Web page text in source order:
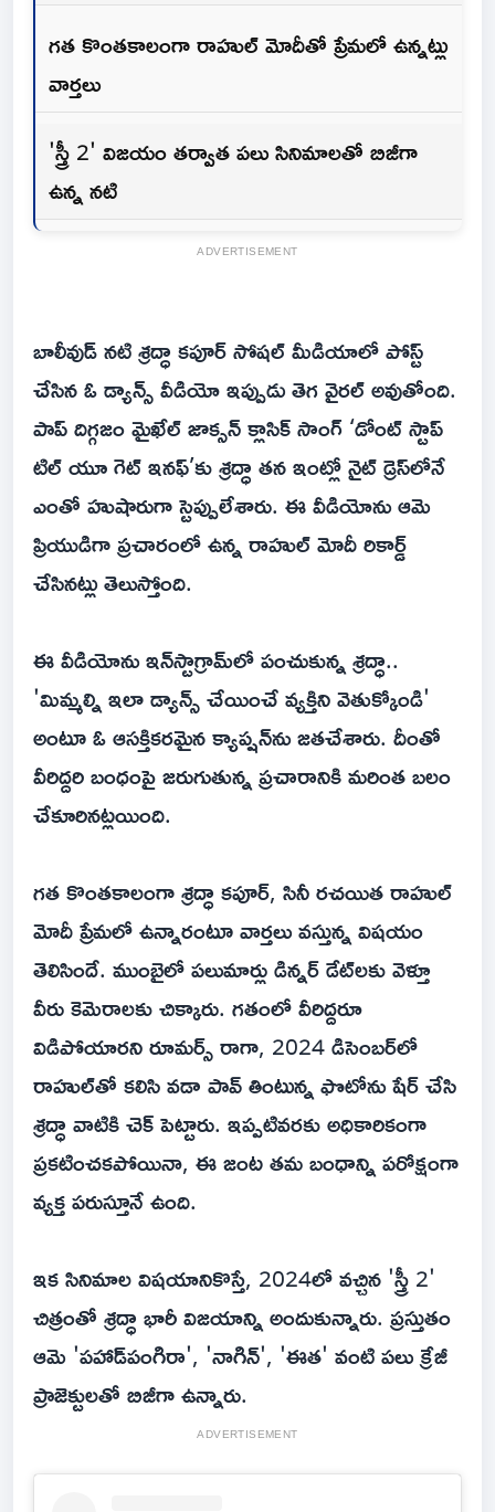
గత కొంతకాలంగా రాహుల్ మోదీతో ప్రేమలో ఉన్నట్లు
వార్తలు
'స్త్రీ 2' విజయం తర్వాత పలు సినిమాలతో బిజీగా
ఉన్న నటి
ADVERTISEMENT
బాలీవుడ్ నటి శ్రద్ధా కపూర్ సోషల్ మీడియాలో పోస్ట్
చేసిన ఓ డ్యాన్స్ వీడియో ఇప్పుడు తెగ వైరల్ అవుతోంది.
పాప్ దిగ్గజం మైఖేల్ జాక్సన్ క్లాసిక్ సాంగ్ ‘డోంట్ స్టాప్
టిల్ యూ గెట్ ఇన‌ఫ్’కు శ్రద్ధా తన ఇంట్లో నైట్ డ్రెస్‌లోనే
ఎంతో హుషారుగా స్టెప్పులేశారు. ఈ వీడియోను ఆమె
ప్రియుడిగా ప్రచారంలో ఉన్న రాహుల్ మోదీ రికార్డ్
చేసినట్లు తెలుస్తోంది.
ఈ వీడియోను ఇన్‌స్టాగ్రామ్‌లో పంచుకున్న శ్రద్ధా..
'మిమ్మల్ని ఇలా డ్యాన్స్ చేయించే వ్యక్తిని వెతుక్కోండి'
అంటూ ఓ ఆసక్తికరమైన క్యాప్షన్‌ను జతచేశారు. దీంతో
వీరిద్దరి బంధంపై జరుగుతున్న ప్రచారానికి మరింత బలం
చేకూరినట్లయింది.
గత కొంతకాలంగా శ్రద్ధా కపూర్, సినీ రచయిత రాహుల్
మోదీ ప్రేమలో ఉన్నారంటూ వార్తలు వస్తున్న విషయం
తెలిసిందే. ముంబైలో పలుమార్లు డిన్నర్ డేట్‌లకు వెళ్తూ
వీరు కెమెరాలకు చిక్కారు. గతంలో వీరిద్దరూ
విడిపోయారని రూమర్స్ రాగా, 2024 డిసెంబర్‌లో
రాహుల్‌తో కలిసి వడా పావ్ తింటున్న ఫొటోను షేర్ చేసి
శ్రద్ధా వాటికి చెక్ పెట్టారు. ఇప్పటివరకు అధికారికంగా
ప్రకటించకపోయినా, ఈ జంట తమ బంధాన్ని పరోక్షంగా
వ్య‌క్త‌ పరుస్తూనే ఉంది.
ఇక సినిమాల విషయానికొస్తే, 2024లో వచ్చిన 'స్త్రీ 2'
చిత్రంతో శ్రద్ధా భారీ విజయాన్ని అందుకున్నారు. ప్రస్తుతం
ఆమె 'పహాడ్‌పంగిరా', 'నాగిన్', 'ఈత' వంటి పలు క్రేజీ
ప్రాజెక్టులతో బిజీగా ఉన్నారు.
ADVERTISEMENT